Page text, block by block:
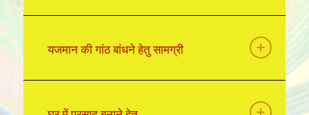
यजमान की गांठ बांधने हेतु सामग्री